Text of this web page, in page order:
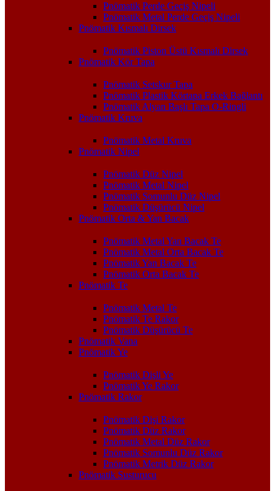
Pnömatik Perde Geçiş Nipeli
Pnömatik Metal Perde Geçiş Nipeli
Pnömatik Kısmalı Dirsek
Pnömatik Piston Üstü Kısmalı Dirsek
Pnömatik Kör Tapa
Pnömatik Setskur Tapa
Pnömatik Plastik Körtapa Erkek Bağlantı
Pnömatik Alyan Başlı Tapa O-Ringli
Pnömatik Kruva
Pnömatik Metal Kruva
Pnömatik Nipel
Pnömatik Düz Nipel
Pnömatik Metal Nipel
Pnömatik Somunlu Düz Nipel
Pnömatik Düşürücü Nipel
Pnömatik Orta & Yan Bacak
Pnömatik Metal Yan Bacak Te
Pnömatik Metal Orta Bacak Te
Pnömatik Yan Bacak Te
Pnömatik Orta Bacak Te
Pnömatik Te
Pnömatik Metal Te
Pnömatik Te Rakor
Pnömatik Düşürücü Te
Pnömatik Vana
Pnömatik Ye
Pnömatik Dişli Ye
Pnömatik Ye Rakor
Pnömatik Rakor
Pnömatik Dişi Rakor
Pnömatik Düz Rakor
Pnömatik Metal Düz Rakor
Pnömatik Somunlu Düz Rakor
Pnömatik Metrik Düz Rakor
Pnömatik Susturucu